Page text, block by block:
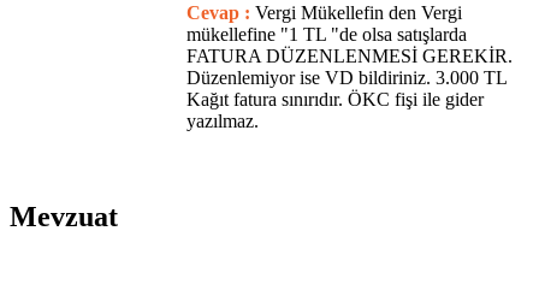
Cevap : Vergi Mükellefin den Vergi
mükellefine "1 TL "de olsa satışlarda
FATURA DÜZENLENMESİ GEREKİR.
Düzenlemiyor ise VD bildiriniz. 3.000 TL
Kağıt fatura sınırıdır. ÖKC fişi ile gider
yazılmaz.
Mevzuat